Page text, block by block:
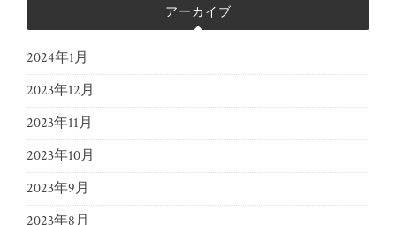
アーカイブ
2024年1月
2023年12月
2023年11月
2023年10月
2023年9月
2023年8月